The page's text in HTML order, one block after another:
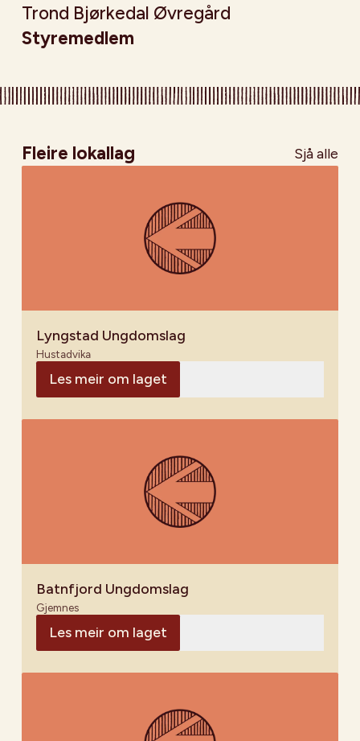
Trond Bjørkedal Øvregård
Styremedlem
Fleire lokallag Sjå alle
Lyngstad Ungdomslag
Hustadvika
Les meir om laget
Batnfjord Ungdomslag
Gjemnes
Les meir om laget